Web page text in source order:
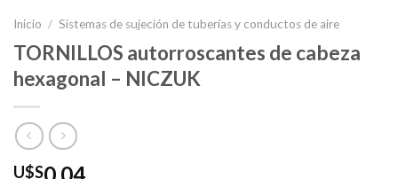
Inicio / Sistemas de sujeción de tuberías y conductos de aire
TORNILLOS autorroscantes de cabeza
hexagonal – NICZUK
U$S